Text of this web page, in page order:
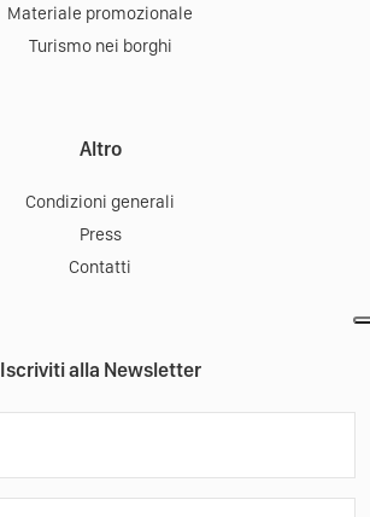
Materiale promozionale
Turismo nei borghi
Altro
Condizioni generali
Press
Contatti
Iscriviti alla Newsletter